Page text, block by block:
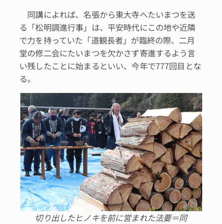
同講によれば、名張から東大寺へたいまつを送
る「松明調進行事」は、平安時代にこの地や近隣
で力を持っていた「道観長者」が臨終の際、二月
堂の修二会にたいまつを欠かさず寄進するよう言
い残したことに始まるといい、今年で777回目とな
る。
切り出したヒノキを前に営まれた法要＝同